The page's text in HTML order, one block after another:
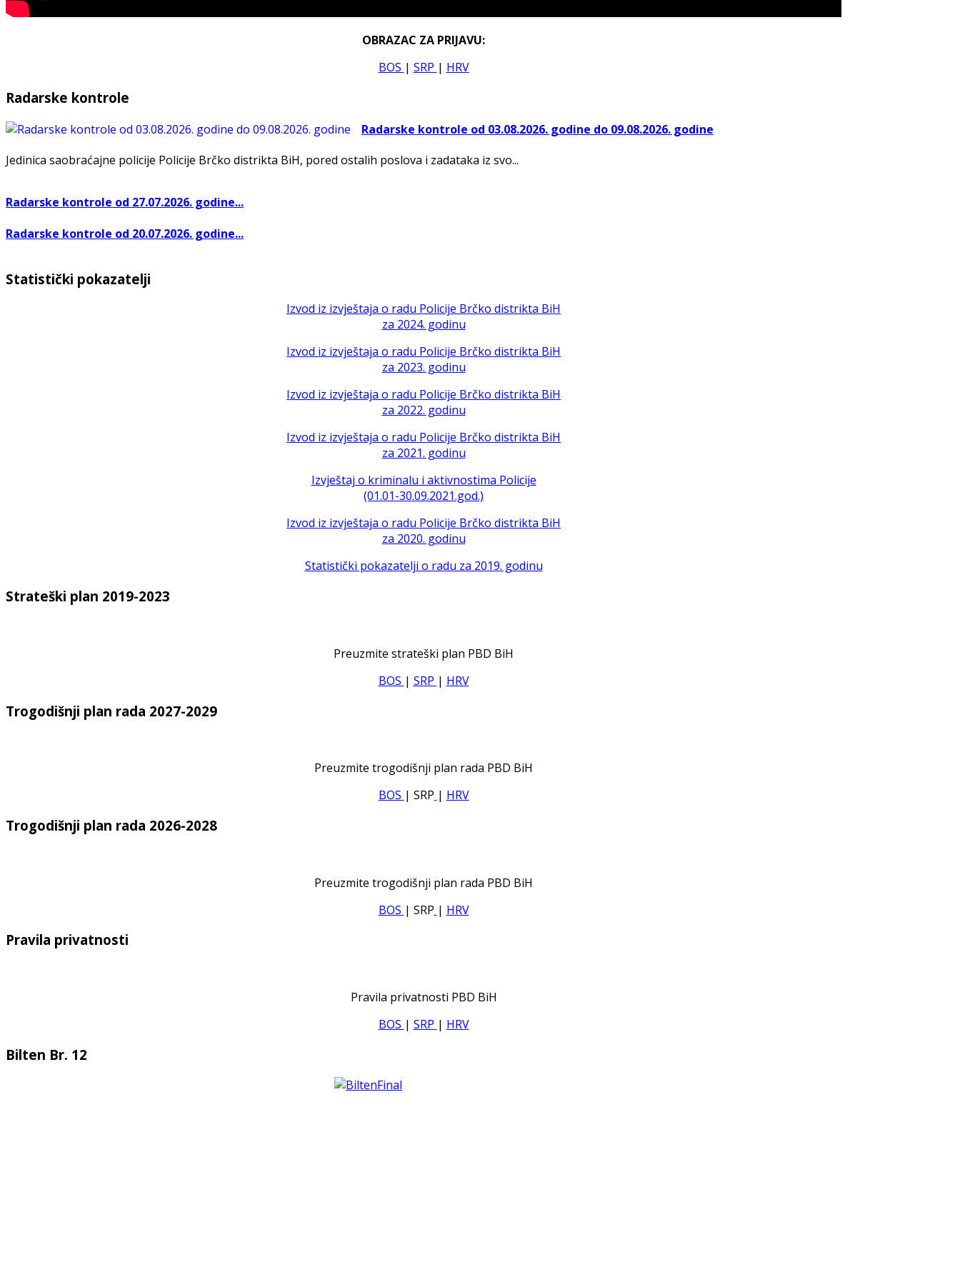
OBRAZAC ZA PRIJAVU:
BOS | SRP | HRV
Radarske kontrole
Radarske kontrole od 03.08.2026. godine do 09.08.2026. godine
Jedinica saobraćajne policije Policije Brčko distrikta BiH, pored ostalih poslova i zadataka iz svo...
Radarske kontrole od 27.07.2026. godine...
Radarske kontrole od 20.07.2026. godine...
Statistički pokazatelji
Izvod iz izvještaja o radu Policije Brčko distrikta BiH
za 2024. godinu
Izvod iz izvještaja o radu Policije Brčko distrikta BiH
za 2023. godinu
Izvod iz izvještaja o radu Policije Brčko distrikta BiH
za 2022. godinu
Izvod iz izvještaja o radu Policije Brčko distrikta BiH
za 2021. godinu
Izvještaj o kriminalu i aktivnostima Policije
(01.01-30.09.2021.god.)
Izvod iz izvještaja o radu Policije Brčko distrikta BiH
za 2020. godinu
Statistički pokazatelji o radu za 2019. godinu
Strateški plan 2019-2023
Preuzmite strateški plan PBD BiH
BOS | SRP | HRV
Trogodišnji plan rada 2027-2029
Preuzmite trogodišnji plan rada PBD BiH
BOS | SRP | HRV
Trogodišnji plan rada 2026-2028
Preuzmite trogodišnji plan rada PBD BiH
BOS | SRP | HRV
Pravila privatnosti
Pravila privatnosti PBD BiH
BOS | SRP | HRV
Bilten Br. 12